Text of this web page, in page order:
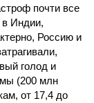
почти все
в Индии,
Россию и
голод и
(200 млн
от 17,4 до